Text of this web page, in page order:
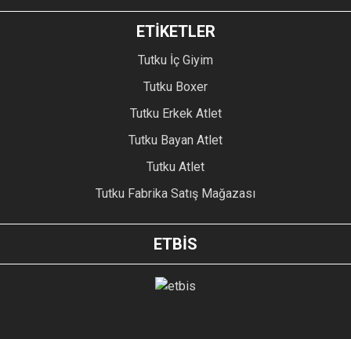
ETİKETLER
Tutku İç Giyim
Tutku Boxer
Tutku Erkek Atlet
Tutku Bayan Atlet
Tutku Atlet
Tutku Fabrika Satış Mağazası
ETBİS